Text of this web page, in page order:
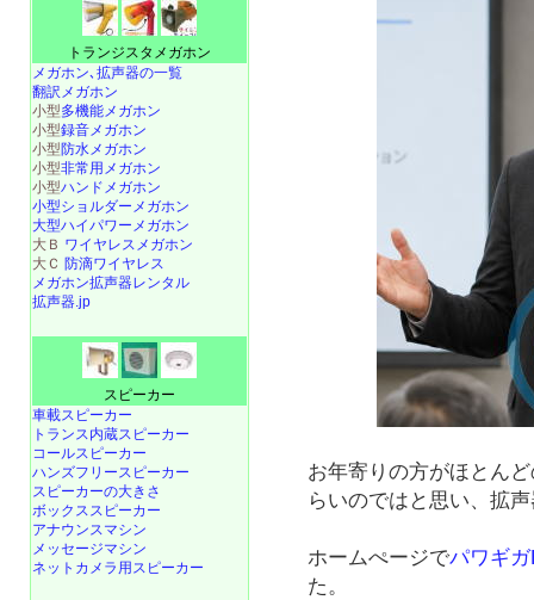
お年寄りの方がほとん
らいのではと思い、拡
ホームぺージでパワギガ
た。
トランジスタメガホン
メガホン､拡声器の一覧
翻訳メガホン
小型多機能メガホン
小型録音メガホン
小型防水メガホン
小型非常用メガホン
小型ハンドメガホン
小型ショルダーメガホン
大型ハイパワーメガホン
大Ｂ ワイヤレスメガホン
大Ｃ 防滴ワイヤレス
メガホン拡声器レンタル
拡声器.jp
スピーカー
車載スピーカー
トランス内蔵スピーカー
コールスピーカー
ハンズフリースピーカー
スピーカーの大きさ
ボックススピーカー
アナウンスマシン
メッセージマシン
ネットカメラ用スピーカー